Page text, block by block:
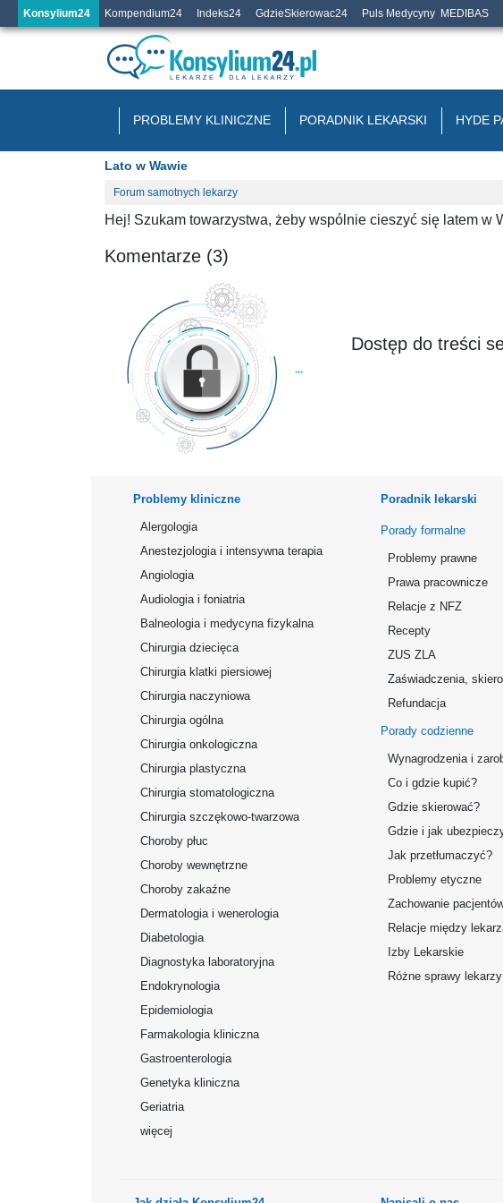
Konsylium24 Kompendium24 Indeks24 GdzieSkierowac24 Puls Medycyny MEDIBAS
PROBLEMY KLINICZNE PORADNIK LEKARSKI HYDE
Lato w Wawie
Forum samotnych lekarzy
Hej! Szukam towarzystwa, żeby wspólnie cieszyć się latem w
Komentarze (3)
Dostęp do treści
Problemy kliniczne
Alergologia
Anestezjologia i intensywna terapia
Angiologia
Audiologia i foniatria
Balneologia i medycyna fizykalna
Chirurgia dziecięca
Chirurgia klatki piersiowej
Chirurgia naczyniowa
Chirurgia ogólna
Chirurgia onkologiczna
Chirurgia plastyczna
Chirurgia stomatologiczna
Chirurgia szczękowo-twarzowa
Choroby płuc
Choroby wewnętrzne
Choroby zakaźne
Dermatologia i wenerologia
Diabetologia
Diagnostyka laboratoryjna
Endokrynologia
Epidemiologia
Farmakologia kliniczna
Gastroenterologia
Genetyka kliniczna
Geriatria
więcej
Poradnik lekarski
Porady formalne
Problemy prawne
Prawa pracownicze
Relacje z NFZ
Recepty
ZUS ZLA
Zaświadczenia,
Refundacja
Porady codzienne
Wynagrodzenia i
Co i gdzie kupić?
Gdzie skierować?
Gdzie i jak
Jak przetłumaczyć?
Problemy etyczne
Zachowanie
Relacje między
Izby Lekarskie
Różne sprawy lekarzy